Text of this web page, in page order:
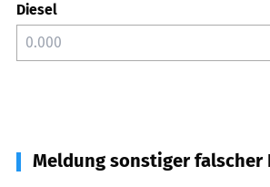
Diesel
Meldung sonstiger falscher